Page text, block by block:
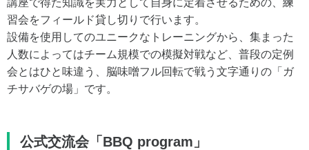
習会をフィールド貸し切りで行います。
設備を使用してのユニークなトレーニングから、集まった
人数によってはチーム規模での模擬対戦など、普段の定例
会とはひと味違う、脳味噌フル回転で戦う文字通りの「ガ
チサバゲの場」です。
公式交流会「BBQ program」